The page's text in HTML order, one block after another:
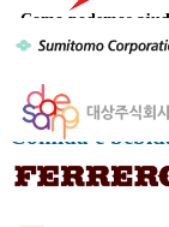
Como podemos
mais
Comida e